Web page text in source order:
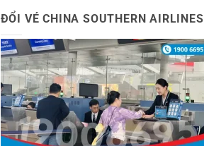
ĐỔI VÉ CHINA SOUTHERN AIRLINES